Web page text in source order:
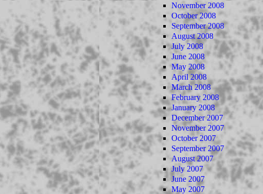
November 2008
October 2008
September 2008
August 2008
July 2008
June 2008
May 2008
April 2008
March 2008
February 2008
January 2008
December 2007
November 2007
October 2007
September 2007
August 2007
July 2007
June 2007
May 2007